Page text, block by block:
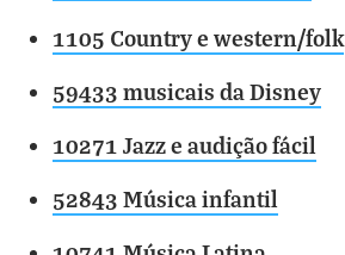
1105 Country e western/folk
59433 musicais da Disney
10271 Jazz e audição fácil
52843 Música infantil